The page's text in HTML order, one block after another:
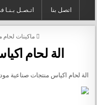
اتصل بنا
اتـصـل
POSTED IN
ماكينات لحام
الة لحام
الة لحام اكياس منتجات صناعية موديل 303 ماركة ام